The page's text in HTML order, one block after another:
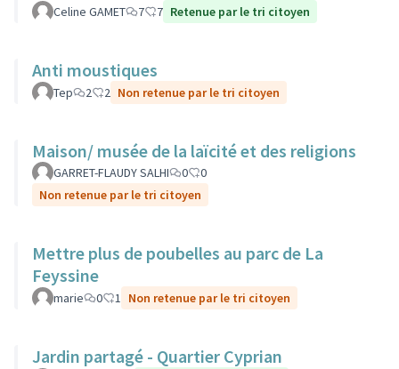
Celine GAMET 7 7 Retenue par le tri citoyen
Anti moustiques
Tep 2 2 Non retenue par le tri citoyen
Maison/ musée de la laïcité et des religions
GARRET-FLAUDY SALHI 0
0
Non retenue par le tri citoyen
Mettre plus de poubelles au parc de La
Feyssine
marie 0 1 Non retenue par le tri citoyen
Jardin partagé - Quartier Cyprian